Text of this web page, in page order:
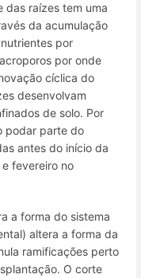
das raízes tem uma
da acumulação
por
por onde
cíclica do
desenvolvam
de solo. Por
podar parte do
antes do início da
fevereiro no
a forma do sistema
altera a forma da
ramificações perto
O corte